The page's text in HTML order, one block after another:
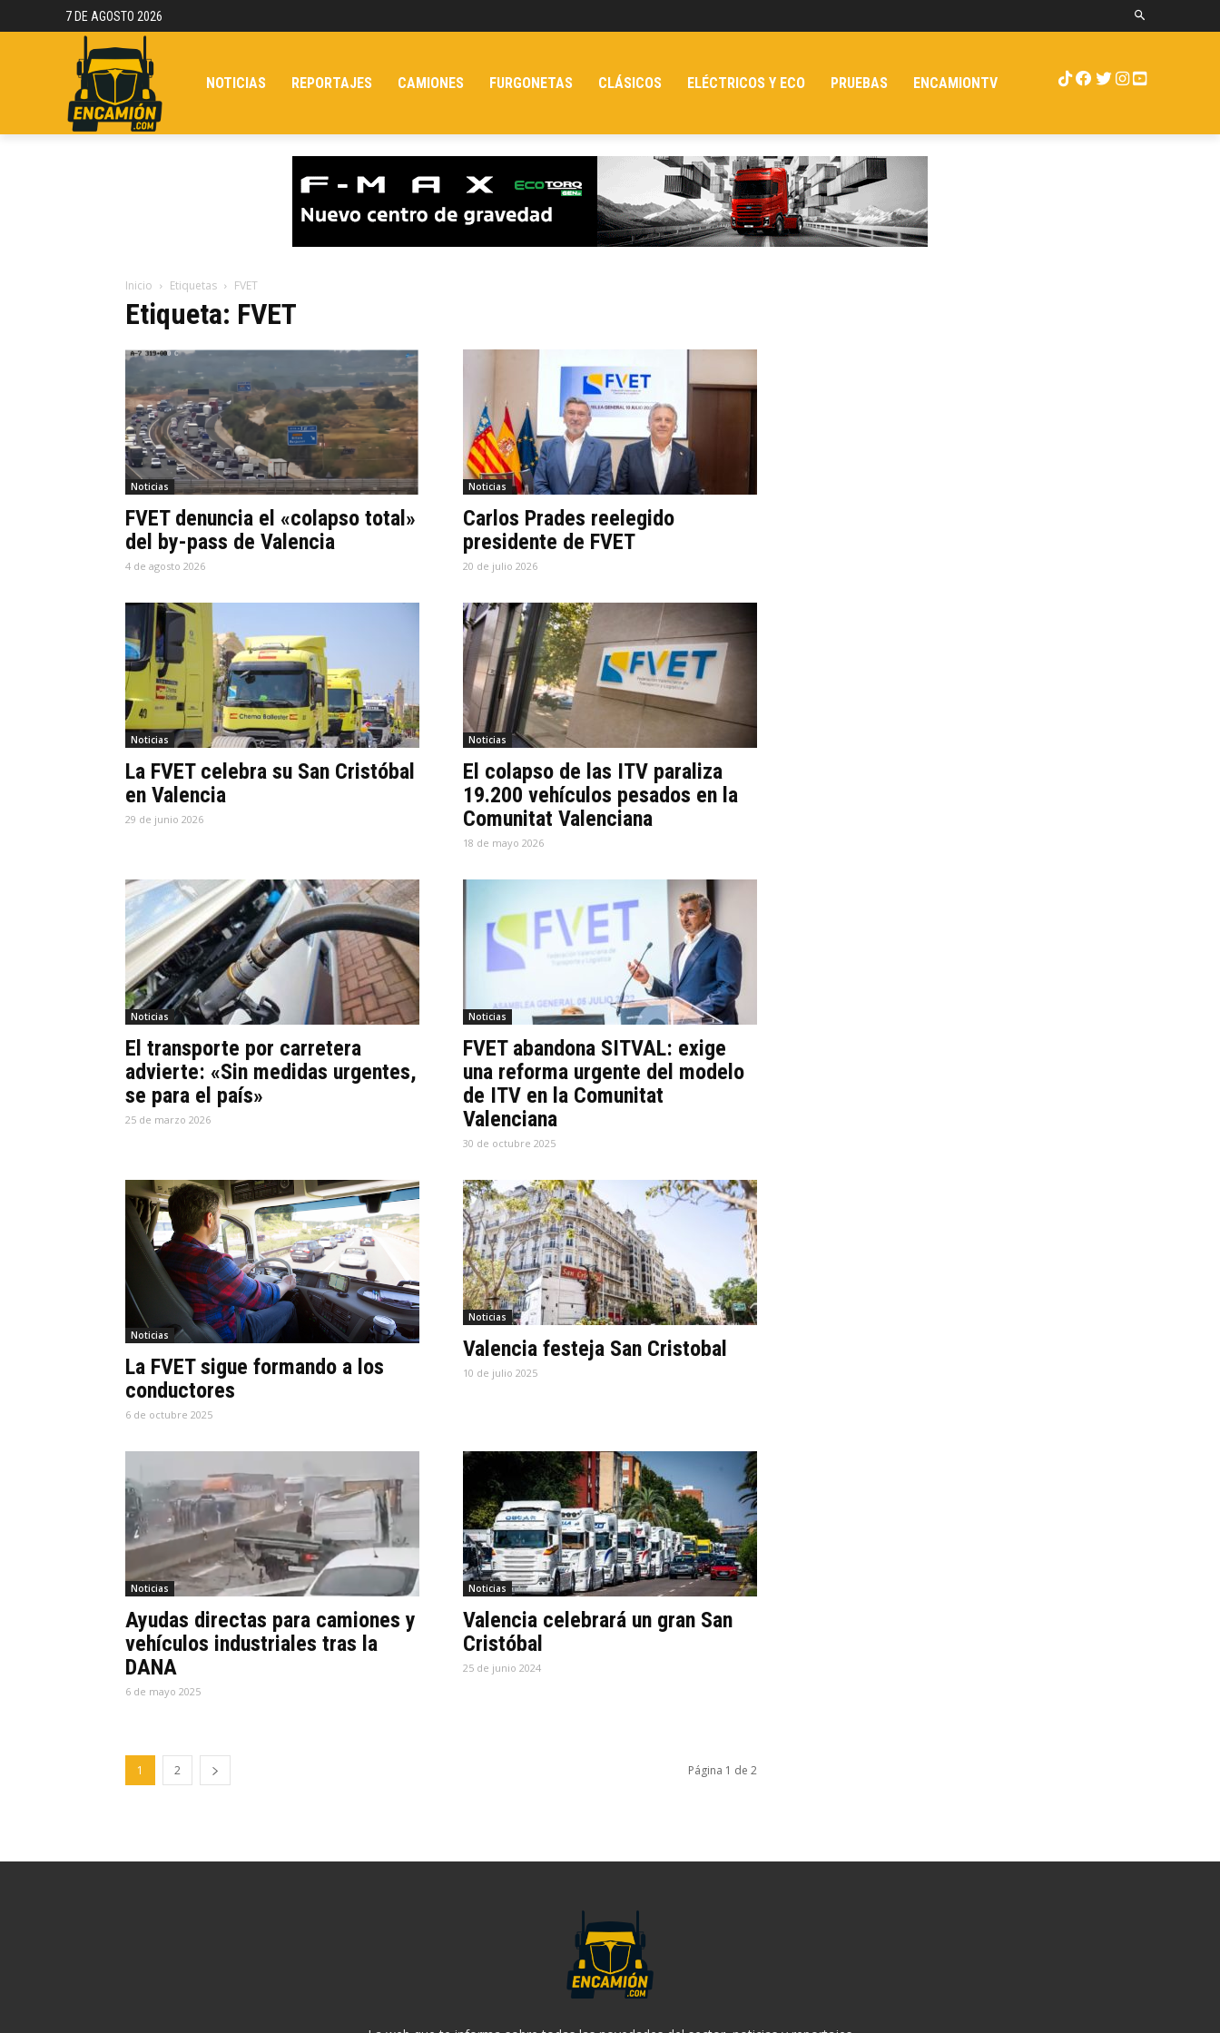
7 DE AGOSTO 2026
NOTICIAS REPORTAJES CAMIONES FURGONETAS CLÁSICOS ELÉCTRICOS Y ECO PRUEBAS ENCAMIONTV
Inicio Etiquetas FVET
Etiqueta: FVET
Noticias
FVET denuncia el «colapso total»
del by-pass de Valencia
4 de agosto 2026
Noticias
Carlos Prades reelegido
presidente de FVET
20 de julio 2026
Noticias
La FVET celebra su San Cristóbal
en Valencia
29 de junio 2026
Noticias
El colapso de las ITV paraliza
19.200 vehículos pesados en la
Comunitat Valenciana
18 de mayo 2026
Noticias
El transporte por carretera
advierte: «Sin medidas urgentes,
se para el país»
25 de marzo 2026
Noticias
FVET abandona SITVAL: exige
una reforma urgente del modelo
de ITV en la Comunitat
Valenciana
30 de octubre 2025
Noticias
La FVET sigue formando a los
conductores
6 de octubre 2025
Noticias
Valencia festeja San Cristobal
10 de julio 2025
Noticias
Ayudas directas para camiones y
vehículos industriales tras la
DANA
6 de mayo 2025
Noticias
Valencia celebrará un gran San
Cristóbal
25 de junio 2024
1 2 Página 1 de 2